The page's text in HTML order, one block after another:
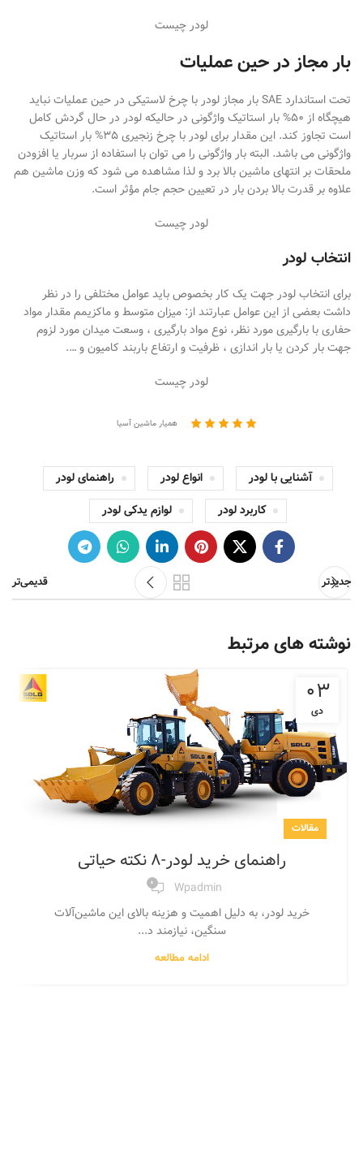
لودر چیست
بار مجاز در حین عملیات
تحت استاندارد SAE بار مجاز لودر با چرخ لاستیکی در حین عملیات نباید
هیچگاه از ۵۰% بار استاتیک واژگونی در حالیکه لودر در حال گردش کامل
است تجاوز کند. این مقدار برای لودر با چرخ زنجیری ۳۵% بار استاتیک
واژگونی می باشد. البته بار واژگونی را می توان با استفاده از سربار یا افزودن
ملحقات بر انتهای ماشین بالا برد و لذا مشاهده می شود که وزن ماشین هم
علاوه بر قدرت بالا بردن بار در تعیین حجم جام مؤثر است.
لودر چیست
انتخاب لودر
برای انتخاب لودر جهت یک کار بخصوص باید عوامل مختلفی را در نظر
داشت بعضی از این عوامل عبارتند از: میزان متوسط و ماکزیمم مقدار مواد
حفاری با بارگیری مورد نظر، نوع مواد بارگیری ، وسعت میدان مورد لزوم
جهت بار کردن یا بار اندازی ، ظرفیت و ارتفاع باربند کامیون و ….
لودر چیست
همیار ماشین آسیا
آشنایی با لودر انواع لودر
راهنمای لودر
کاربرد لودر
لوازم یدکی لودر
جدیدتر قدیمی‌تر
نوشته های مرتبط
۰۳
دی
مقالات
راهنمای خرید لودر-۸ نکته حیاتی
Wpadmin ۰
خرید لودر، به دلیل اهمیت و هزینه بالای این ماشین‌آلات
سنگین، نیازمند د...
ادامه مطالعه